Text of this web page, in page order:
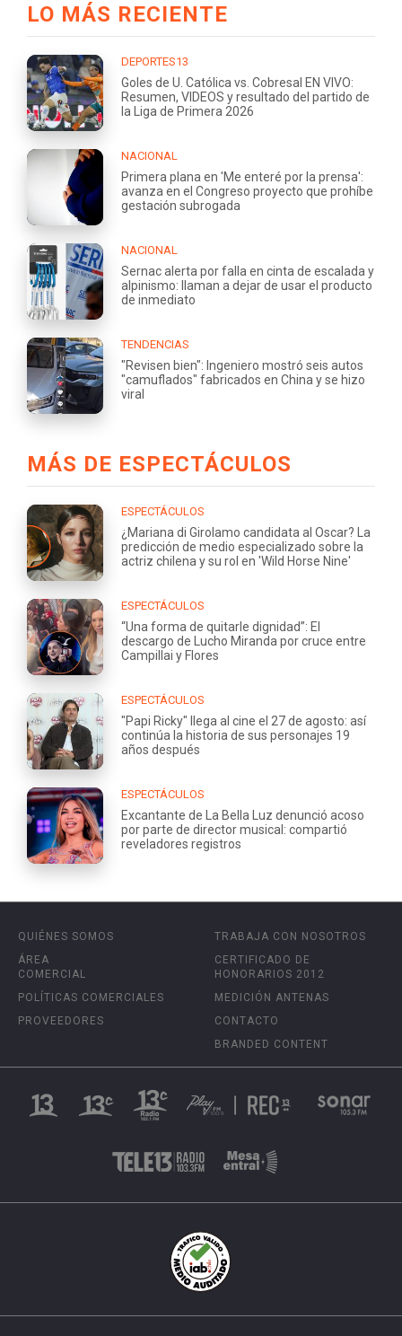
LO MÁS RECIENTE
DEPORTES13
Goles de U. Católica vs. Cobresal EN VIVO:
Resumen, VIDEOS y resultado del partido de
la Liga de Primera 2026
NACIONAL
Primera plana en 'Me enteré por la prensa':
avanza en el Congreso proyecto que prohíbe
gestación subrogada
NACIONAL
Sernac alerta por falla en cinta de escalada y
alpinismo: llaman a dejar de usar el producto
de inmediato
TENDENCIAS
"Revisen bien": Ingeniero mostró seis autos
"camuflados" fabricados en China y se hizo
viral
MÁS DE ESPECTÁCULOS
ESPECTÁCULOS
¿Mariana di Girolamo candidata al Oscar? La
predicción de medio especializado sobre la
actriz chilena y su rol en 'Wild Horse Nine'
ESPECTÁCULOS
“Una forma de quitarle dignidad”: El
descargo de Lucho Miranda por cruce entre
Campillai y Flores
ESPECTÁCULOS
"Papi Ricky" llega al cine el 27 de agosto: así
continúa la historia de sus personajes 19
años después
ESPECTÁCULOS
Excantante de La Bella Luz denunció acoso
por parte de director musical: compartió
reveladores registros
QUIÉNES SOMOS
ÁREA
COMERCIAL
POLÍTICAS COMERCIALES
PROVEEDORES
TRABAJA CON NOSOTROS
CERTIFICADO DE
HONORARIOS 2012
MEDICIÓN ANTENAS
CONTACTO
BRANDED CONTENT